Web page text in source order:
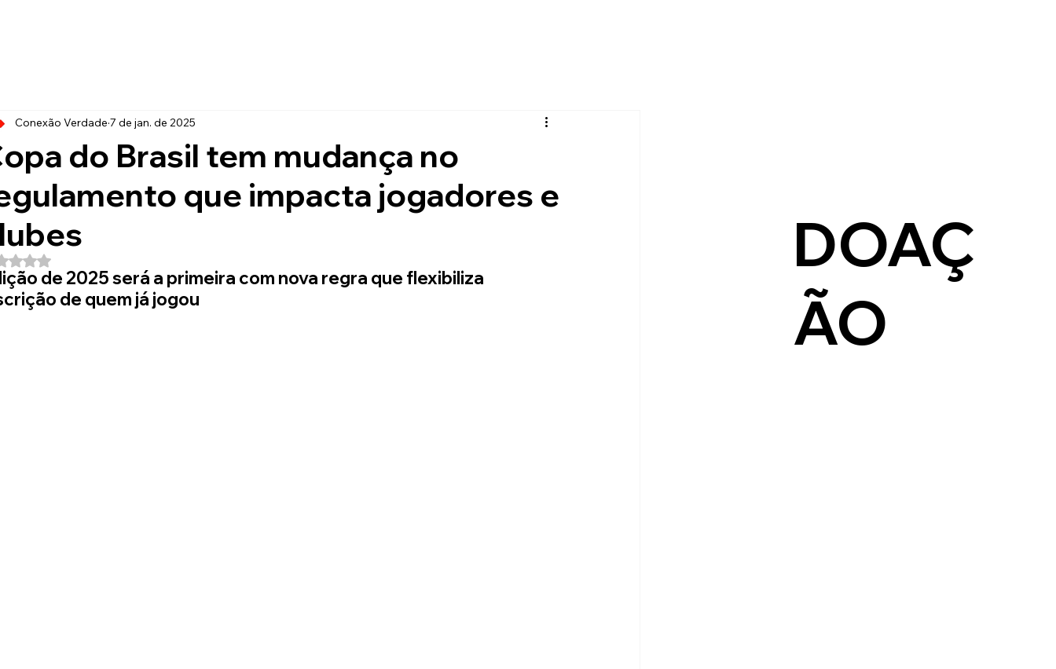
do Brasil tem mudança no
que impacta jogadores e
Conexão Verdade 7 de jan. de 2025
Avaliado com NaN de 5 estrelas.
de 2025 será a primeira com nova regra que flexibiliza
de quem já jogou
DOAÇ
ÃO